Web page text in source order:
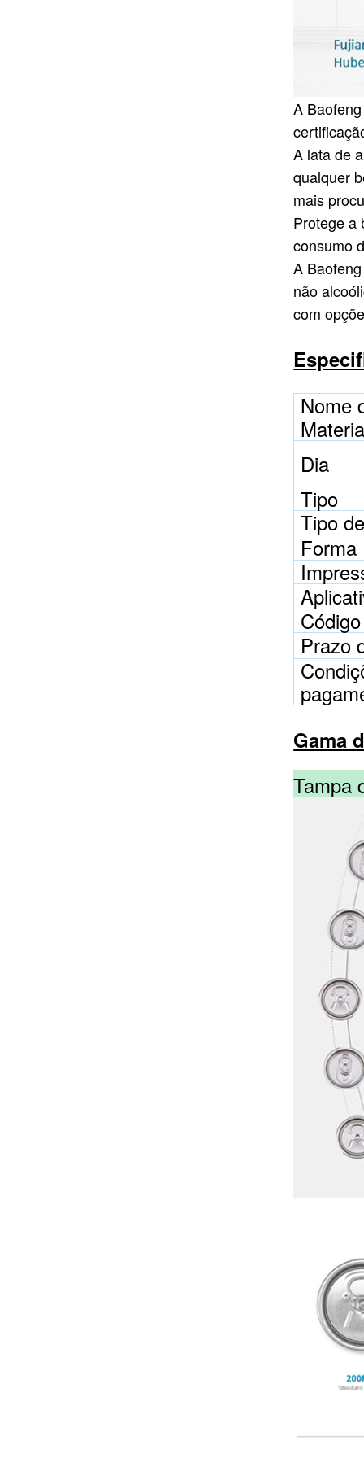
A
A lata de
qualquer
mais
Protege a
consumo
A
não
com
Nome
Dia
Tipo
Tipo
Forma
Prazo
Gama
Tampa